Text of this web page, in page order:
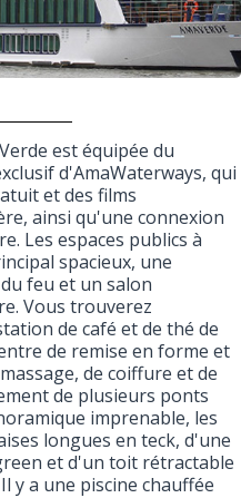
est équipée du
d'AmaWaterways, qui
et des films
ainsi qu'une connexion
Les espaces publics à
spacieux, une
feu et un salon
Vous trouverez
de café et de thé de
de remise en forme et
de coiffure et de
de plusieurs ponts
imprenable, les
longues en teck, d'une
et d'un toit rétractable
y a une piscine chauffée